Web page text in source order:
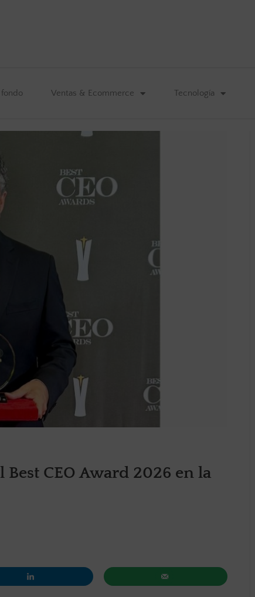
Ventas & Ecommerce Tecnología
Best CEO Award 2026 en la